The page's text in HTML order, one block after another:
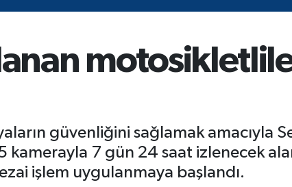
güvenliğini sağlamak amacıyla
kamerayla 7 gün 24 saat izlenecek
işlem uygulanmaya başlandı.